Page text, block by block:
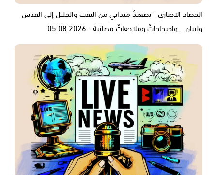
الحصاد الاخباري - تصعيدٌ ميداني من النقب والجليل إلى القدس
ولبنان... واحتجاجاتٌ وملاحقاتٌ قضائية - 05.08.2026